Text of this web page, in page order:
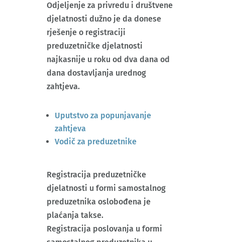
Odjeljenje za privredu i društvene
djelatnosti dužno je da donese
rješenje o registraciji
preduzetničke djelatnosti
najkasnije u roku od dva dana od
dana dostavljanja urednog
zahtjeva.
Uputstvo za popunjavanje
zahtjeva
Vodič za preduzetnike
Registracija preduzetničke
djelatnosti u formi samostalnog
preduzetnika oslobođena je
plaćanja takse.
Registracija poslovanja u formi